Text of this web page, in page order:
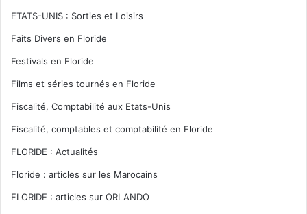
ETATS-UNIS : Sorties et Loisirs
Faits Divers en Floride
Festivals en Floride
Films et séries tournés en Floride
Fiscalité, Comptabilité aux Etats-Unis
Fiscalité, comptables et comptabilité en Floride
FLORIDE : Actualités
Floride : articles sur les Marocains
FLORIDE : articles sur ORLANDO